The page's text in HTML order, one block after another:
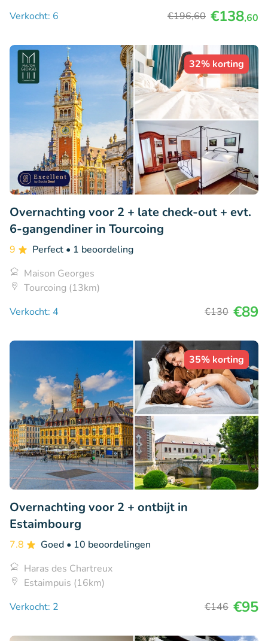
Verkocht: 6
€196,60 €138,60
32% korting
Overnachting voor 2 + late check-out + evt.
6-gangendiner in Tourcoing
9 Perfect • 1 beoordeling
Maison Georges
Tourcoing (13km)
Verkocht: 4
€130 €89
35% korting
Overnachting voor 2 + ontbijt in
Estaimbourg
7.8 Goed • 10 beoordelingen
Haras des Chartreux
Estaimpuis (16km)
Verkocht: 2
€146 €95